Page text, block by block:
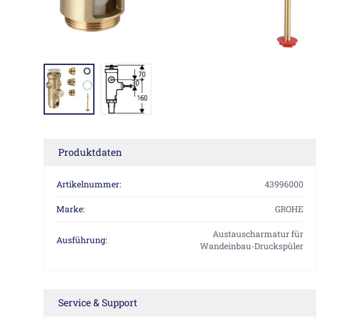
Produktdaten
Artikelnummer: 43996000
Marke: GROHE
Ausführung:
Austauscharmatur für
Wandeinbau-Druckspüler
Service & Support